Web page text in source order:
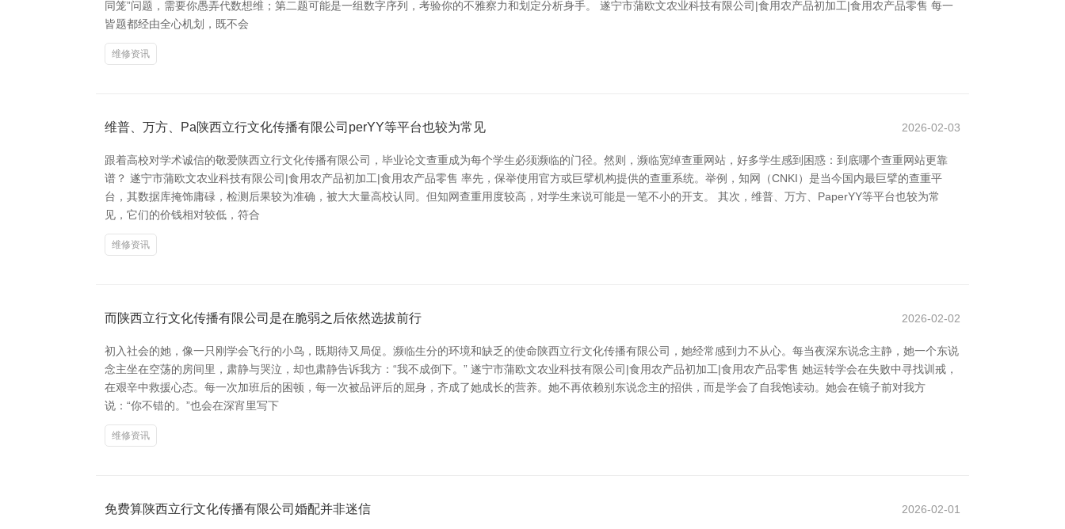
同笼”问题，需要你愚弄代数想维；第二题可能是一组数字序列，考验你的不雅察力和划定分析身手。 遂宁市蒲欧文农业科技有限公司|食用农产品初加工|食用农产品零售 每一
皆题都经由全心机划，既不会
维修资讯
维普、万方、Pa陕西立行文化传播有限公司perYY等平台也较为常见 2026-02-03
跟着高校对学术诚信的敬爱陕西立行文化传播有限公司，毕业论文查重成为每个学生必须濒临的门径。然则，濒临宽绰查重网站，好多学生感到困惑：到底哪个查重网站更靠
谱？ 遂宁市蒲欧文农业科技有限公司|食用农产品初加工|食用农产品零售 率先，保举使用官方或巨擘机构提供的查重系统。举例，知网（CNKI）是当今国内最巨擘的查重平
台，其数据库掩饰庸碌，检测后果较为准确，被大大量高校认同。但知网查重用度较高，对学生来说可能是一笔不小的开支。 其次，维普、万方、PaperYY等平台也较为常
见，它们的价钱相对较低，符合
维修资讯
而陕西立行文化传播有限公司是在脆弱之后依然选拔前行 2026-02-02
初入社会的她，像一只刚学会飞行的小鸟，既期待又局促。濒临生分的环境和缺乏的使命陕西立行文化传播有限公司，她经常感到力不从心。每当夜深东说念主静，她一个东说
念主坐在空荡的房间里，肃静与哭泣，却也肃静告诉我方：“我不成倒下。” 遂宁市蒲欧文农业科技有限公司|食用农产品初加工|食用农产品零售 她运转学会在失败中寻找训戒，
在艰辛中救援心态。每一次加班后的困顿，每一次被品评后的屈身，齐成了她成长的营养。她不再依赖别东说念主的招供，而是学会了自我饱读动。她会在镜子前对我方
说：“你不错的。”也会在深宵里写下
维修资讯
免费算陕西立行文化传播有限公司婚配并非迷信 2026-02-01